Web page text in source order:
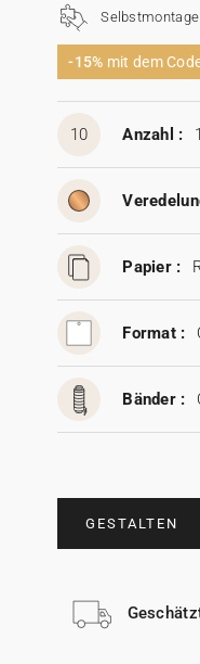
Selbstmontage
-15% mit dem
10 Anzahl :
Papier :
Format :
Bänder :
GESTALTEN